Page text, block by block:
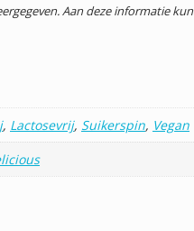
Aan deze informatie
, Lactosevrij, Suikerspin, Vegan